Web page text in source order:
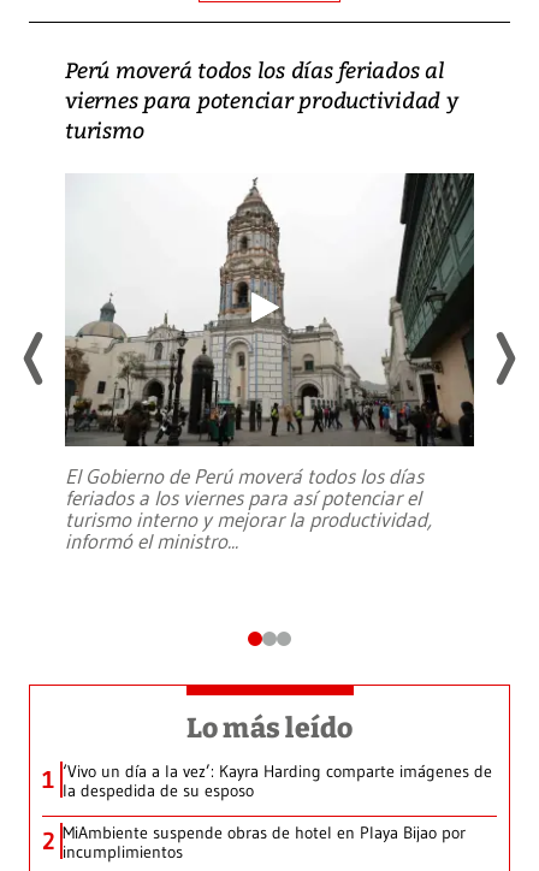
Perú moverá todos los días feriados al
viernes para potenciar productividad y
turismo
El Gobierno de Perú moverá todos los días
feriados a los viernes para así potenciar el
turismo interno y mejorar la productividad,
informó el ministro...
Lo más leído
1 ‘Vivo un día a la vez’: Kayra Harding comparte imágenes de
la despedida de su esposo
2 MiAmbiente suspende obras de hotel en Playa Bijao por
incumplimientos